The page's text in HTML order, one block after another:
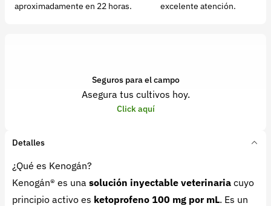
aproximadamente en 22 horas.
excelente atención.
Seguros para el campo
Asegura tus cultivos hoy.
Click aquí
Detalles
¿Qué es Kenogán?
Kenogán® es una solución inyectable veterinaria cuyo
principio activo es ketoprofeno 100 mg por mL. Es un